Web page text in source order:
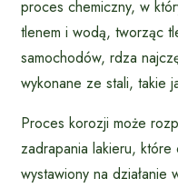
proces chemiczny, w
tlenem i wodą, tworząc
samochodów, rdza
wykonane ze stali, takie
Proces korozji może
zadrapania lakieru, które
wystawiony na